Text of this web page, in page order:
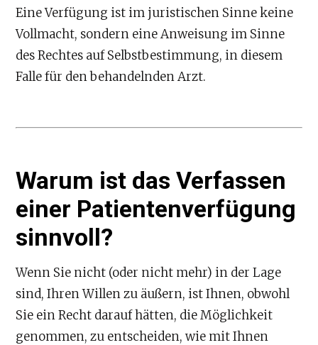
Eine Verfügung ist im juristischen Sinne keine
Vollmacht, sondern eine Anweisung im Sinne
des Rechtes auf Selbstbestimmung, in diesem
Falle für den behandelnden Arzt.
Warum ist das Verfassen
einer Patientenverfügung
sinnvoll?
Wenn Sie nicht (oder nicht mehr) in der Lage
sind, Ihren Willen zu äußern, ist Ihnen, obwohl
Sie ein Recht darauf hätten, die Möglichkeit
genommen, zu entscheiden, wie mit Ihnen